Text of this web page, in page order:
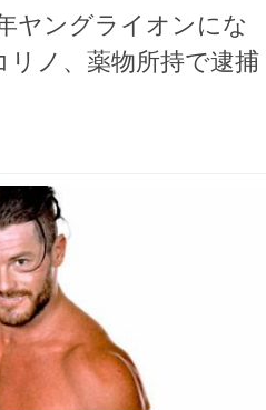
ヤングライオンにな
リノ、薬物所持で逮捕